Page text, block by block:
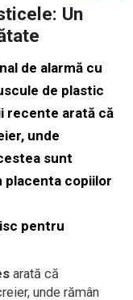
Un
de alarmă cu
de plastic
recente arată că
unde
sunt
copiilor
pentru
arată că
unde rămân